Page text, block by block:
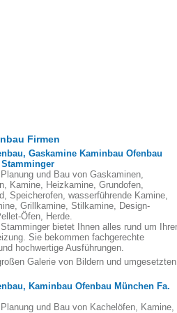
Firmen
Gaskamine Kaminbau Ofenbau
Stamminger
und Bau von Gaskaminen,
Kamine, Heizkamine, Grundofen,
Speicherofen, wasserführende Kamine,
Grillkamine, Stilkamine, Design-
Öfen, Herde.
bietet Ihnen alles rund um
Sie bekommen fachgerechte
hochwertige Ausführungen.
Galerie von Bildern und umgesetzten
Kaminbau Ofenbau München Fa.
und Bau von Kachelöfen, Kamine,